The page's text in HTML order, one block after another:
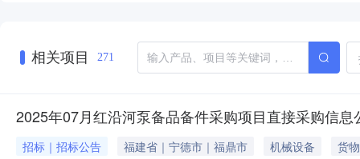
相关项目 271
2025年07月红沿河泵备品备件采购项目直接采购信息
招标｜招标公告 福建省｜宁德市｜福鼎市 机械设备
货物